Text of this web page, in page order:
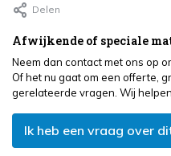
Delen
Afwijkende of speciale
Neem dan contact met ons op
Of het nu gaat om een offerte,
gerelateerde vragen. Wij
Ik heb een vraag over